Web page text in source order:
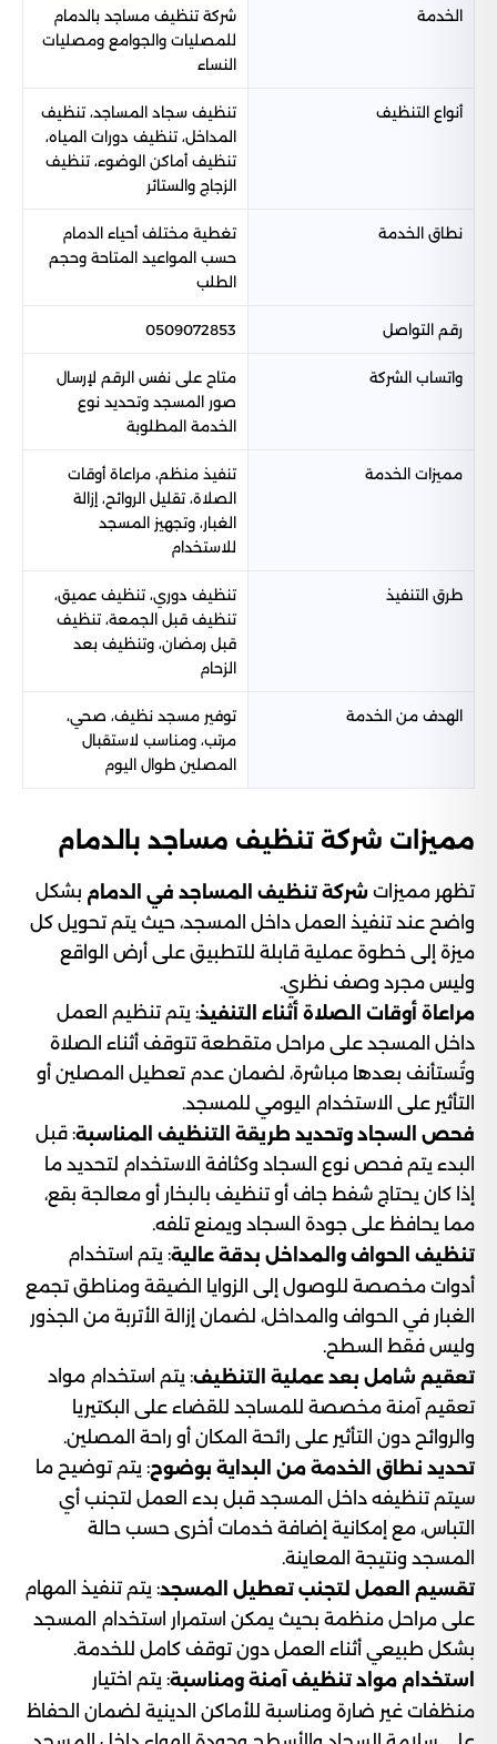
الخدمة
شركة تنظيف مساجد بالدمام
للمصليات والجوامع ومصليات
النساء
أنواع التنظيف
تنظيف سجاد المساجد، تنظيف
المداخل، تنظيف دورات المياه،
تنظيف أماكن الوضوء، تنظيف
الزجاج والستائر
نطاق الخدمة
تغطية مختلف أحياء الدمام
حسب المواعيد المتاحة وحجم
الطلب
رقم التواصل 0509072853
واتساب الشركة
متاح على نفس الرقم لإرسال
صور المسجد وتحديد نوع
الخدمة المطلوبة
مميزات الخدمة
تنفيذ منظم، مراعاة أوقات
الصلاة، تقليل الروائح، إزالة
الغبار، وتجهيز المسجد
للاستخدام
طرق التنفيذ
تنظيف دوري، تنظيف عميق،
تنظيف قبل الجمعة، تنظيف
قبل رمضان، وتنظيف بعد
الزحام
الهدف من الخدمة
توفير مسجد نظيف، صحي،
مرتب، ومناسب لاستقبال
المصلين طوال اليوم
مميزات شركة تنظيف مساجد بالدمام
تظهر مميزات شركة تنظيف المساجد في الدمام بشكل
واضح عند تنفيذ العمل داخل المسجد، حيث يتم تحويل كل
ميزة إلى خطوة عملية قابلة للتطبيق على أرض الواقع
وليس مجرد وصف نظري.
مراعاة أوقات الصلاة أثناء التنفيذ: يتم تنظيم العمل
داخل المسجد على مراحل متقطعة تتوقف أثناء الصلاة
وتُستأنف بعدها مباشرة، لضمان عدم تعطيل المصلين أو
التأثير على الاستخدام اليومي للمسجد.
فحص السجاد وتحديد طريقة التنظيف المناسبة: قبل
البدء يتم فحص نوع السجاد وكثافة الاستخدام لتحديد ما
إذا كان يحتاج شفط جاف أو تنظيف بالبخار أو معالجة بقع،
مما يحافظ على جودة السجاد ويمنع تلفه.
تنظيف الحواف والمداخل بدقة عالية: يتم استخدام
أدوات مخصصة للوصول إلى الزوايا الضيقة ومناطق تجمع
الغبار في الحواف والمداخل، لضمان إزالة الأتربة من الجذور
وليس فقط السطح.
تعقيم شامل بعد عملية التنظيف: يتم استخدام مواد
تعقيم آمنة مخصصة للمساجد للقضاء على البكتيريا
والروائح دون التأثير على رائحة المكان أو راحة المصلين.
تحديد نطاق الخدمة من البداية بوضوح: يتم توضيح ما
سيتم تنظيفه داخل المسجد قبل بدء العمل لتجنب أي
التباس، مع إمكانية إضافة خدمات أخرى حسب حالة
المسجد ونتيجة المعاينة.
تقسيم العمل لتجنب تعطيل المسجد: يتم تنفيذ المهام
على مراحل منظمة بحيث يمكن استمرار استخدام المسجد
بشكل طبيعي أثناء العمل دون توقف كامل للخدمة.
استخدام مواد تنظيف آمنة ومناسبة: يتم اختيار
منظفات غير ضارة ومناسبة للأماكن الدينية لضمان الحفاظ